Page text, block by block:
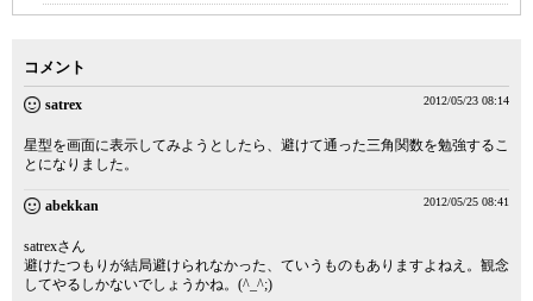
コメント
satrex 2012/05/23 08:14
星型を画面に表示してみようとしたら、避けて通った三角関数を勉強するこ
とになりました。
abekkan 2012/05/25 08:41
satrexさん
避けたつもりが結局避けられなかった、ていうものもありますよねえ。観念
してやるしかないでしょうかね。(^_^;)